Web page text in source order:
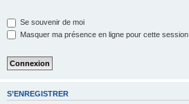
Se souvenir de moi
Masquer ma présence en ligne pour cette session
S’ENREGISTRER